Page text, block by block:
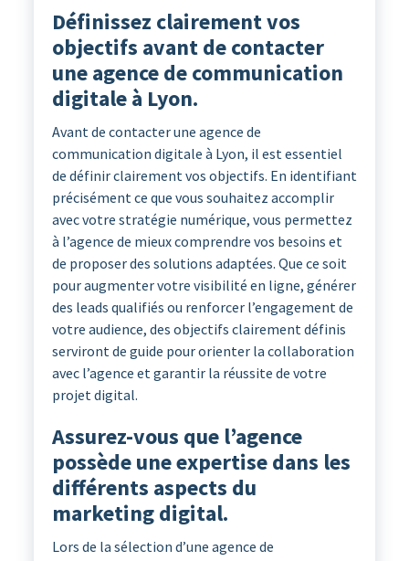
Définissez clairement vos
objectifs avant de contacter
une agence de communication
digitale à Lyon.
Avant de contacter une agence de
communication digitale à Lyon, il est essentiel
de définir clairement vos objectifs. En identifiant
précisément ce que vous souhaitez accomplir
avec votre stratégie numérique, vous permettez
à l’agence de mieux comprendre vos besoins et
de proposer des solutions adaptées. Que ce soit
pour augmenter votre visibilité en ligne, générer
des leads qualifiés ou renforcer l’engagement de
votre audience, des objectifs clairement définis
serviront de guide pour orienter la collaboration
avec l’agence et garantir la réussite de votre
projet digital.
Assurez-vous que l’agence
possède une expertise dans les
différents aspects du
marketing digital.
Lors de la sélection d’une agence de